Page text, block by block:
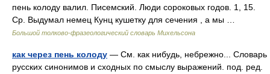
пень колоду валил. Писемский. Люди сороковых годов. 1, 15.
Ср. Выдумал немец Кунц кушетку для сечения , а мы …
Большой толково-фразеологический словарь Михельсона
как через пень колоду — См. как нибудь, небрежно... Словарь
русских синонимов и сходных по смыслу выражений. под. ред.